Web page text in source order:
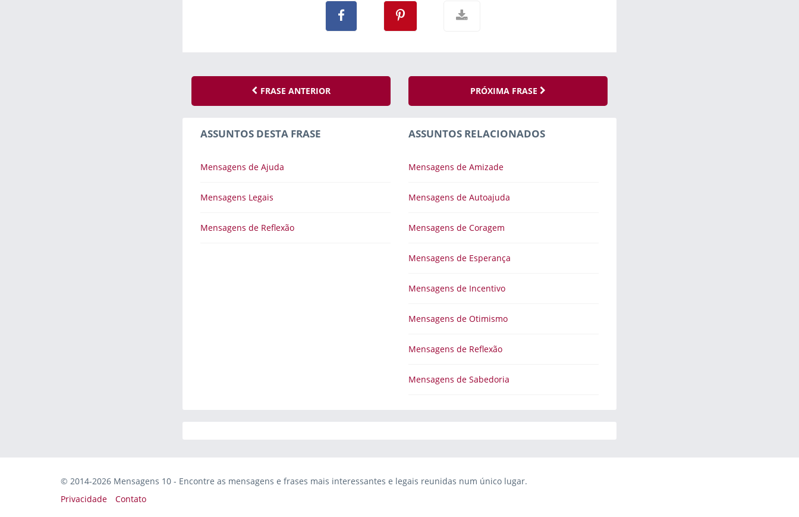
FRASE ANTERIOR PRÓXIMA FRASE
ASSUNTOS DESTA FRASE
Mensagens de Ajuda
Mensagens Legais
Mensagens de Reflexão
ASSUNTOS RELACIONADOS
Mensagens de Amizade
Mensagens de Autoajuda
Mensagens de Coragem
Mensagens de Esperança
Mensagens de Incentivo
Mensagens de Otimismo
Mensagens de Reflexão
Mensagens de Sabedoria
© 2014-2026 Mensagens 10 - Encontre as mensagens e frases mais interessantes e legais reunidas num único lugar.
Privacidade
Contato